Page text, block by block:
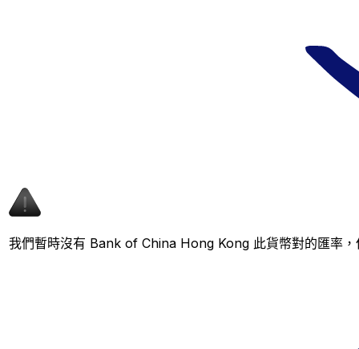
我們暫時沒有 Bank of China Hong Kong 此貨幣對的匯率